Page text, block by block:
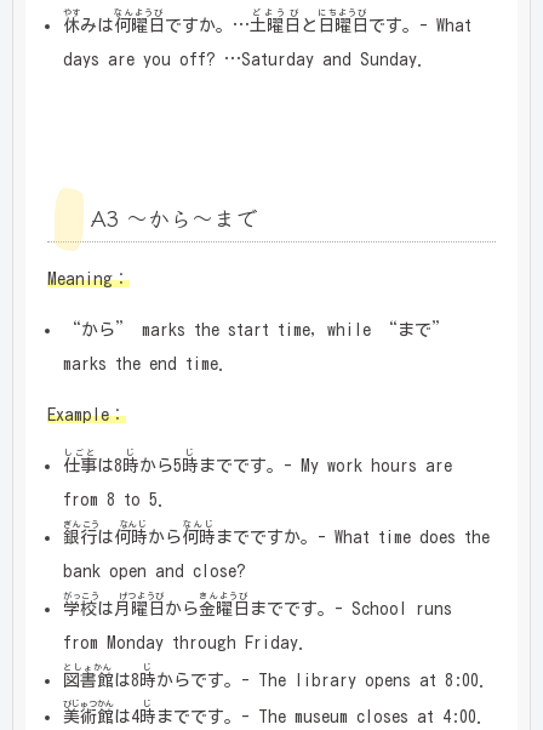
休
やす
みは何曜日
なんようび
ですか。…土曜日
どようび
と 日曜日
にちようび
です。- What
days are you off? …Saturday and Sunday.
A3 ～から～まで
Meaning：
“から” marks the start time, while “まで”
marks the end time.
Example：
仕事
しごと
は8 時
じ
から5 時
じ
までです。- My work hours are
from 8 to 5.
銀行は何時
ぎんこう なんじ
から何時
なんじ
までですか。- What time does the
bank open and close?
学校は月曜日
がっこう げつようび
から金曜日
きんようび
までです。- School runs
from Monday through Friday.
図書館
としょかん
は8 時
じ
からです。- The library opens at 8:00.
美術館
びじゅつかん
は4時
じ
までです。- The museum closes at 4:00.